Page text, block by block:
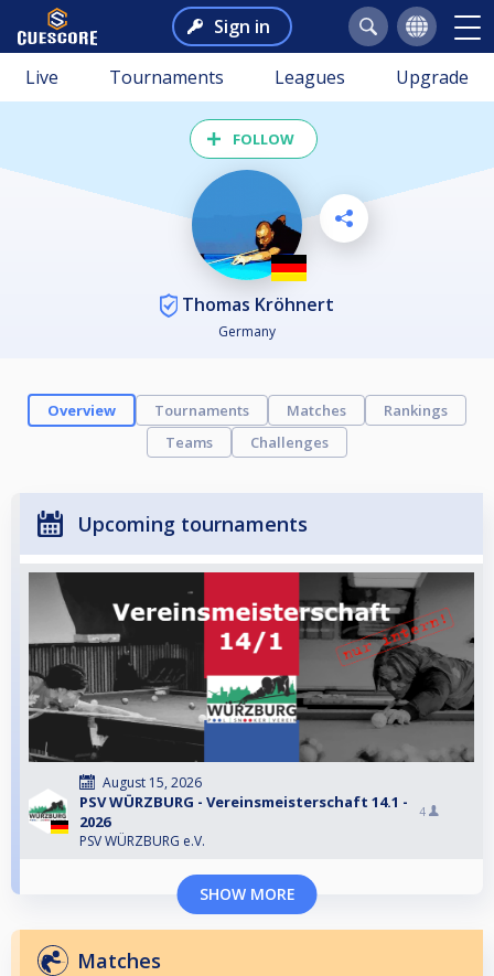
Sign in
Live Tournaments Leagues Upgrade
FOLLOW
Thomas Kröhnert
Germany
Overview Tournaments Matches
Rankings
Teams
Challenges
Upcoming tournaments
August 15, 2026
PSV WÜRZBURG - Vereinsmeisterschaft 14.1 -
2026
PSV WÜRZBURG e.V.
4
SHOW MORE
Matches